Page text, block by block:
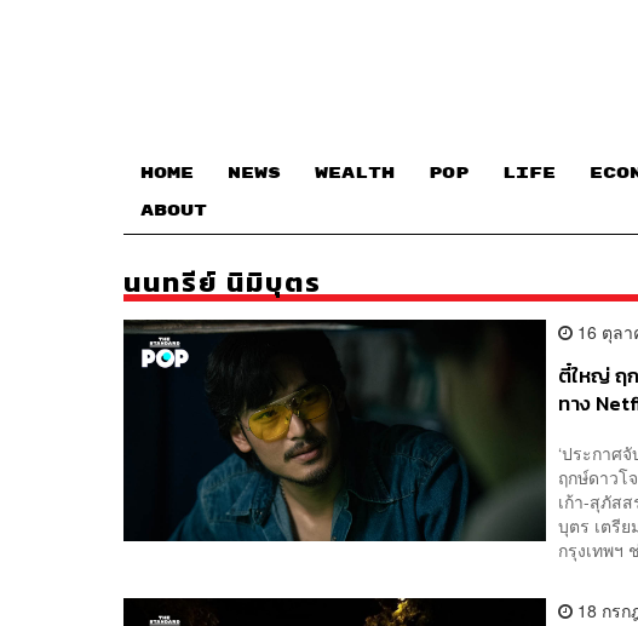
HOME NEWS WEALTH POP LIFE
ABOUT
นนทรีย์ นิมิบุตร
16 ตุล
ตี๋ใหญ่ ฤ
ทาง
‘ประกาศ
ฤกษ์ดาว
เก้า-สุภัส
บุตร เตรี
กรุงเทพฯ
18 กรก